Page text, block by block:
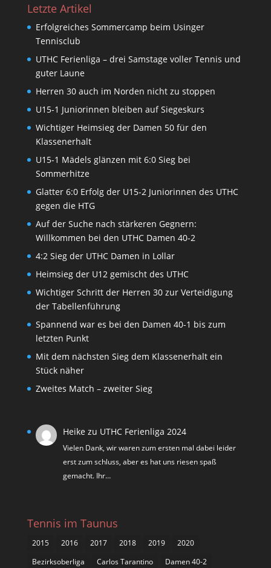
Letzte Artikel
Erfolgreiches Sommercamp beim Usinger
Tennisclub
UTHC Ferienliga – drei Samstage voller Tennis und
guter Laune
Herren 30 auch im Norden nicht zu stoppen
U15-1 Juniorinnen bleiben auf Siegeskurs
Wichtiger Heimsieg der Damen 50 für den
Klassenerhalt
U15-1 Mädels glänzen mit 6:0 Sieg bei
Sommerhitze
Glatter 6:0 Erfolg der U15-2 Juniorinnen des UTHC
gegen die HTG
Auf der Suche nach stärkeren Gegnern:
Willkommen bei den UTHC Damen 40-2
4:2 Sieg der UTHC Damen in Lollar
Heimsieg der U12 gemischt des UTHC
Wichtiger Schritt der Herren 30 zur Verteidigung
der Tabellenführung
Spannend war es bei den Damen 40-1 bis zum
letzten Punkt
Mit dem nächsten Sieg dem Klassenerhalt ein
Stück näher
Zweites Match – zweiter Sieg
Heike zu UTHC Ferienliga 2024
Vielen Dank, wir waren zum ersten mal dabei leider
erst zum schluss, aber es hat uns riesen spaß
gemacht. Ihr…
Tennis im Taunus
2015 2016 2017 2018 2019
2020
Bezirksoberliga
Carlos Tarantino
Damen 40-2